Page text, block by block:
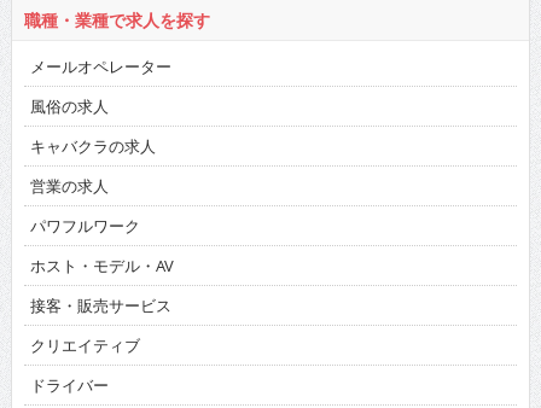
職種・業種で求人を探す
メールオペレーター
風俗の求人
キャバクラの求人
営業の求人
パワフルワーク
ホスト・モデル・AV
接客・販売サービス
クリエイティブ
ドライバー